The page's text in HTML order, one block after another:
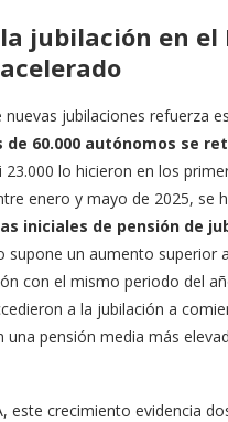
jubilación en el
nuevas jubilaciones refuerza
de 60.000 autónomos se
23.000 lo hicieron en los
enero y mayo de 2025, se
iniciales de pensión de
supone un aumento superior
con el mismo periodo del
a la jubilación a
una pensión media más
este crecimiento evidencia